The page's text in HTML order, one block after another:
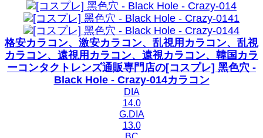
格安カラコン、激安カラコン、乱視用カラコン、乱視
カラコン、遠視用カラコン、遠視カラコン、韓国カラ
ーコンタクトレンズ通販専門店の[コスプレ] 黑色穴 -
Black Hole - Crazy-014カラコン
DIA
14.0
G.DIA
13.0